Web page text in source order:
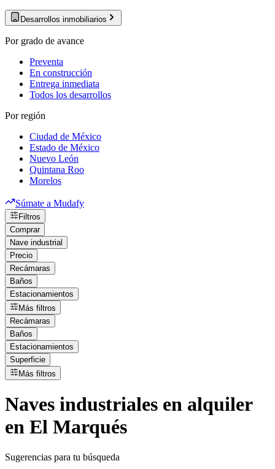
Desarrollos inmobiliarios
Por grado de avance
Preventa
En construcción
Entrega inmediata
Todos los desarrollos
Por región
Ciudad de México
Estado de México
Nuevo León
Quintana Roo
Morelos
Súmate a Mudafy
Filtros
Comprar
Nave industrial
Precio
Recámaras
Baños
Estacionamientos
Más filtros
Recámaras
Baños
Estacionamientos
Superficie
Más filtros
Naves industriales en alquiler
en El Marqués
Sugerencias para tu búsqueda